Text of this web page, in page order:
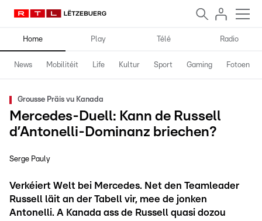
Home Play Télé Radio
News Mobilitéit Life Kultur Sport Gaming Fotoen
Grousse Präis vu Kanada
Mercedes-Duell: Kann de Russell
d’Antonelli-Dominanz briechen?
Serge Pauly
Verkéiert Welt bei Mercedes. Net den Teamleader
Russell läit an der Tabell vir, mee de jonken
Antonelli. A Kanada ass de Russell quasi dozou